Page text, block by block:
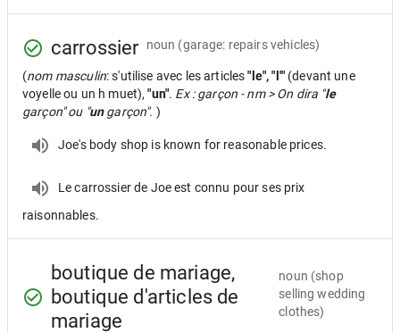
carrossier noun (garage: repairs vehicles)
(nom masculin: s'utilise avec les articles"le", "l'" (devant une
voyelle ou un h muet),"un". Ex : garçon - nm > On dira "le
garçon" ou "ungarçon". )
Joe's body shop is known for reasonable prices.
Le carrossier de Joe est connu pour ses prix
raisonnables.
boutique de mariage,
boutique d'articles de
mariage
noun (shop
selling wedding
clothes)